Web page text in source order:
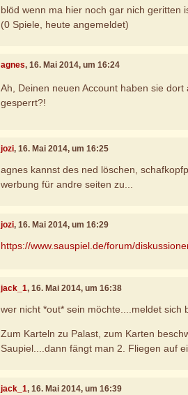
blöd wenn ma hier noch gar nich geritten
(0 Spiele, heute angemeldet)
agnes, 16. Mai 2014, um 16:24
Ah, Deinen neuen Account haben sie dort
gesperrt?!
jozi, 16. Mai 2014, um 16:25
agnes kannst des ned löschen,
werbung für andre seiten zu...
jozi, 16. Mai 2014, um 16:29
https://www.sauspiel.de/forum/
jack_1, 16. Mai 2014, um 16:38
wer nicht *out* sein möchte....meldet sich
Zum Karteln zu Palast, zum Karten
Saupiel....dann fängt man 2. Fliegen auf
jack_1, 16. Mai 2014, um 16:39